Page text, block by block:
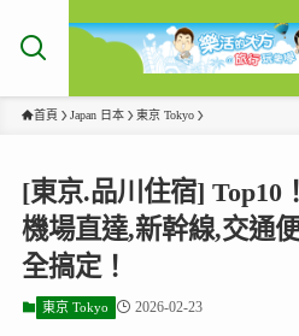
首頁 Japan 日本 東京 Tokyo
[東京.品川住宿] Top10
機場直達,新幹線,交通
全搞定！
東京 Tokyo 2026-02-23